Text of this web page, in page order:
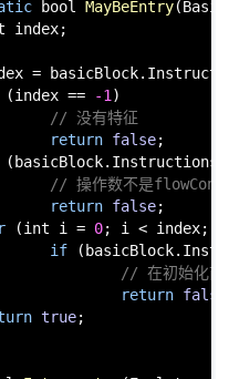
bool MayBeEntry(
index;
(index == -1)
// 没有特征
return false;
// 操作数不是
return false;
(int i = 0; i < index;
if
// 在初始化
return false
true;